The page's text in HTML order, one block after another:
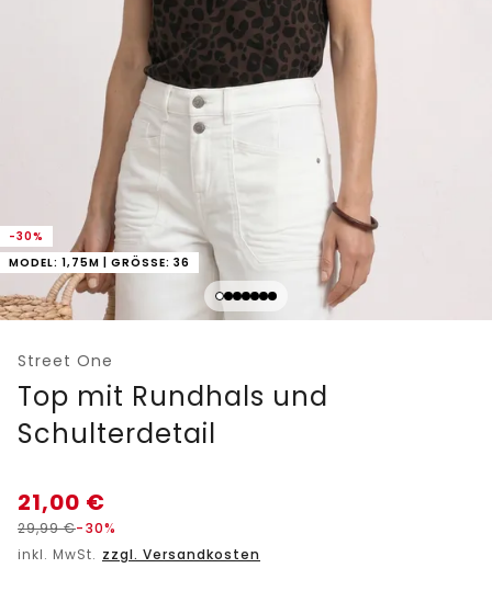
-30%
MODEL: 1,75M | GRÖSSE: 36
Street One
Top mit Rundhals und
Schulterdetail
21,00 €
29,99€-30%
inkl. MwSt. zzgl. Versandkosten